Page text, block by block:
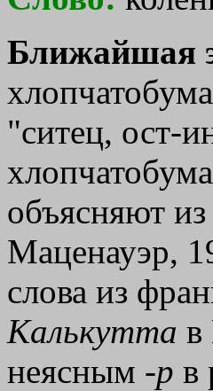
Ближайшая
"ситец, ост-
объясняют
Маценауэр,
слова из
Калькутта в
неясным -р в